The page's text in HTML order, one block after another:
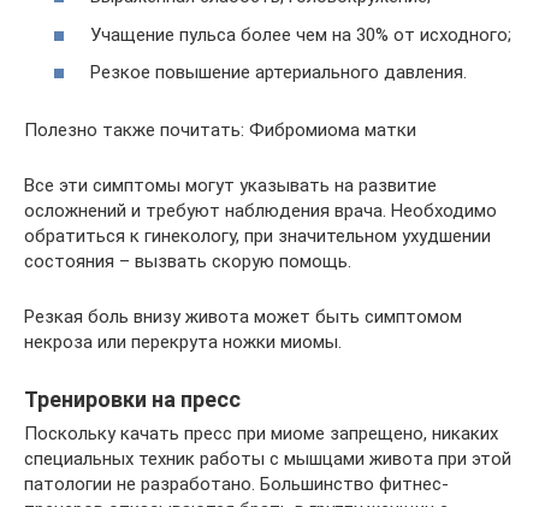
Учащение пульса более чем на 30% от исходного;
Резкое повышение артериального давления.
Полезно также почитать: Фибромиома матки
Все эти симптомы могут указывать на развитие
осложнений и требуют наблюдения врача. Необходимо
обратиться к гинекологу, при значительном ухудшении
состояния – вызвать скорую помощь.
Резкая боль внизу живота может быть симптомом
некроза или перекрута ножки миомы.
Тренировки на пресс
Поскольку качать пресс при миоме запрещено, никаких
специальных техник работы с мышцами живота при этой
патологии не разработано. Большинство фитнес-